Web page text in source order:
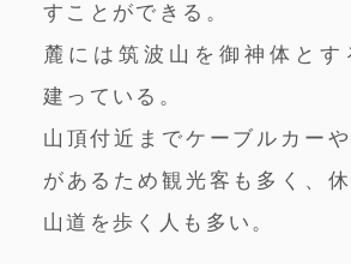
すことができる。
麓には筑波山を御神体とす
建っている。
山頂付近までケーブルカー
があるため観光客も多く、
山道を歩く人も多い。